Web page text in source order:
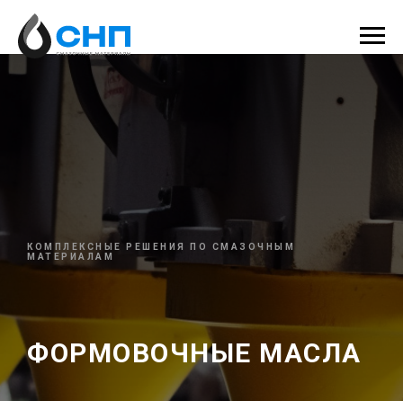
КОМПЛЕКСНЫЕ РЕШЕНИЯ ПО СМАЗОЧНЫМ
МАТЕРИАЛАМ
ФОРМОВОЧНЫЕ МАСЛА